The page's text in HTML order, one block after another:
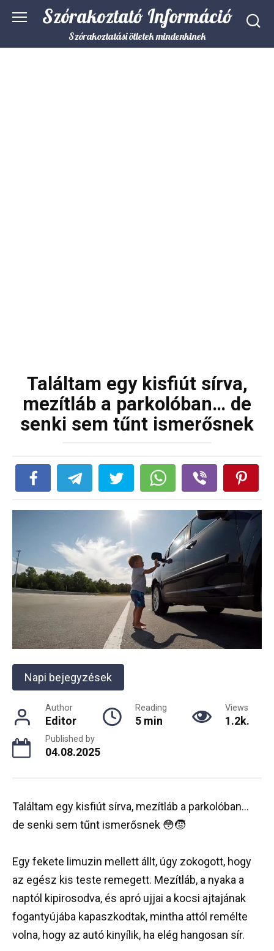
Szórakoztató Információ
Szórakoztatási ötletek mindenkinek
Találtam egy kisfiút sírva,
mezítláb a parkolóban… de
senki sem tűnt ismerősnek
Napi bejegyzések
Author
Editor
Reading
5 min
Views
1.2k.
Published by
04.08.2025
Találtam egy kisfiút sírva, mezítláb a parkolóban…
de senki sem tűnt ismerősnek 😳🧒
Egy fekete limuzin mellett állt, úgy zokogott, hogy
az egész kis teste remegett. Mezítláb, a nyaka a
naptól kipirosodva, és apró ujjai a kocsi ajtajának
fogantyújába kapaszkodtak, mintha attól remélte
volna, hogy az autó kinyílik, ha elég hangosan sír.